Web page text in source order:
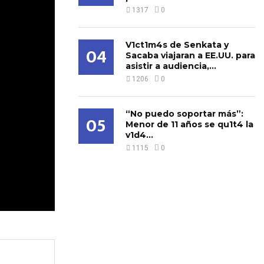
1317 0
04
V1ct1m4s de Senkata y
Sacaba viajaran a EE.UU. para
asistir a audiencia,...
1206 0
05
“No puedo soportar más”:
Menor de 11 años se qu1t4 la
v1d4...
1115 0